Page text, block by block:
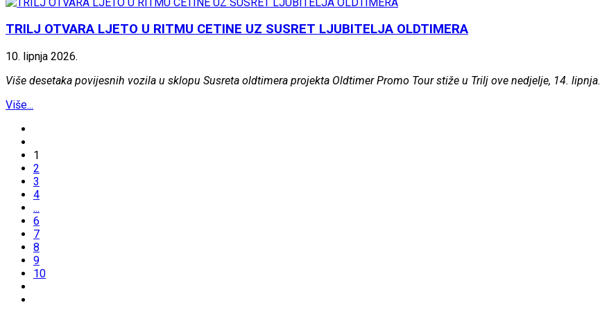
TRILJ OTVARA LJETO U RITMU CETINE UZ SUSRET LJUBITELJA OLDTIMERA
10. lipnja 2026.
Više desetaka povijesnih vozila u sklopu Susreta oldtimera projekta Oldtimer Promo Tour stiže u Trilj ove nedjelje, 14. lipnja.
Više...
1
2
3
4
...
6
7
8
9
10